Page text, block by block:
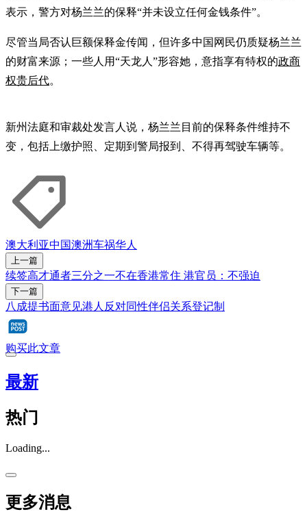
表示，警方对杨兰兰的保释“并未设立任何金钱条件”。
尽管当局否认巨额保释金传闻，但许多中国网民仍质疑杨兰兰
的财富来源；一些人用“天龙人”形容她，意指享有特权的政商
权贵后代。
新州法庭和审裁处发言人说，杨兰兰目前的保释条件维持不
变，包括上缴护照、定期到警局报到、不得再驾驶车辆等。
澳大利亚中国澳洲车祸华人
上一篇
续签高才通者三分之一不在香港常住 港官员：不强迫
下一篇
八成提书面意见港人反对同性伴侣关系登记制
购买此文章
最新
热门
Loading...
更多消息